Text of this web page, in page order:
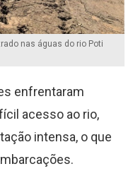
nas águas do rio Poti
enfrentaram
acesso ao rio,
intensa, o que